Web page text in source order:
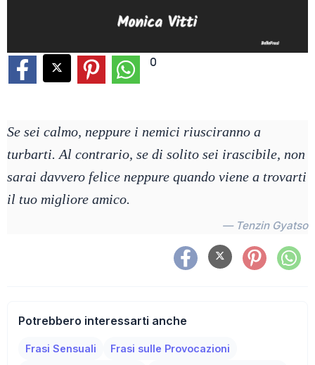
0
Se sei calmo, neppure i nemici riusciranno a
turbarti. Al contrario, se di solito sei irascibile, non
sarai davvero felice neppure quando viene a trovarti
il tuo migliore amico.
— Tenzin Gyatso
Potrebbero interessarti anche
Frasi Sensuali
Frasi sulle Provocazioni